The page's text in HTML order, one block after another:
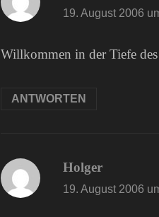
19. August 2006
Willkommen in der Tiefe
ANTWORTEN
Holger
19. August 2006